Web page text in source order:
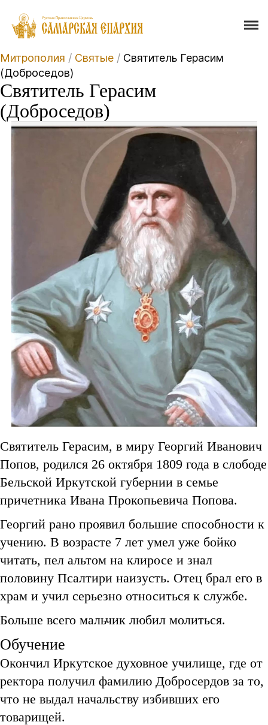
Митрополия / Святые / Святитель Герасим
(Доброседов)
Святитель Герасим
(Доброседов)
Святитель Герасим, в миру Георгий Иванович
Попов, родился 26 октября 1809 года в слободе
Бельской Иркутской губернии в семье
причетника Ивана Прокопьевича Попова.
Георгий рано проявил большие способности к
учению. В возрасте 7 лет умел уже бойко
читать, пел альтом на клиросе и знал
половину Псалтири наизусть. Отец брал его в
храм и учил серьезно относиться к службе.
Больше всего мальчик любил молиться.
Обучение
Окончил Иркутское духовное училище, где от
ректора получил фамилию Добросердов за то,
что не выдал начальству избивших его
товарищей.